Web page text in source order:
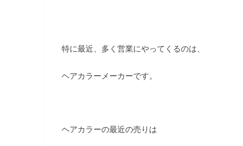
特に最近、多く営業にやってくるのは、
ヘアカラーメーカーです。
ヘアカラーの最近の売りは